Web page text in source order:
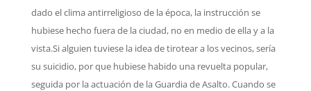
dado el clima antirreligioso de la época, la instrucción se
hubiese hecho fuera de la ciudad, no en medio de ella y a la
vista.Si alguien tuviese la idea de tirotear a los vecinos, sería
su suicidio, por que hubiese habido una revuelta popular,
seguida por la actuación de la Guardia de Asalto. Cuando se